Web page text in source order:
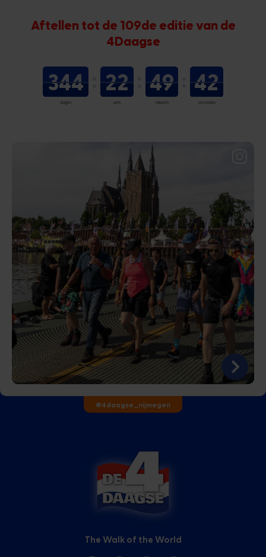
Aftellen tot de 109de editie van de
4Daagse
344
dagen
22
uren
49
minuten
42
seconden
@4daagse_nijmegen
The Walk of the World